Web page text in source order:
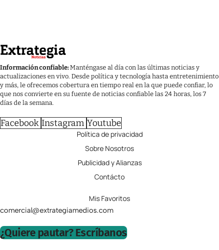
Información confiable:Manténgase al día con las últimas noticias y
actualizaciones en vivo. Desde política y tecnología hasta entretenimiento
y más, le ofrecemos cobertura en tiempo real en la que puede confiar, lo
que nos convierte en su fuente de noticias confiable las 24 horas, los 7
días de la semana.
Facebook Instagram Youtube
Política de privacidad
Sobre Nosotros
Publicidad y Alianzas
Contácto
Mis Favoritos
comercial@extrategiamedios.com
¿Quiere pautar? Escríbanos